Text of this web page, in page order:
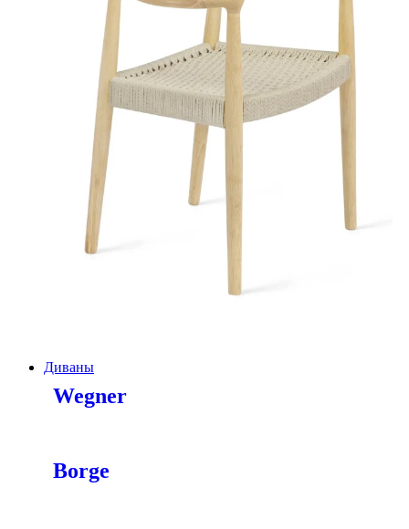
Диваны
Wegner
Borge